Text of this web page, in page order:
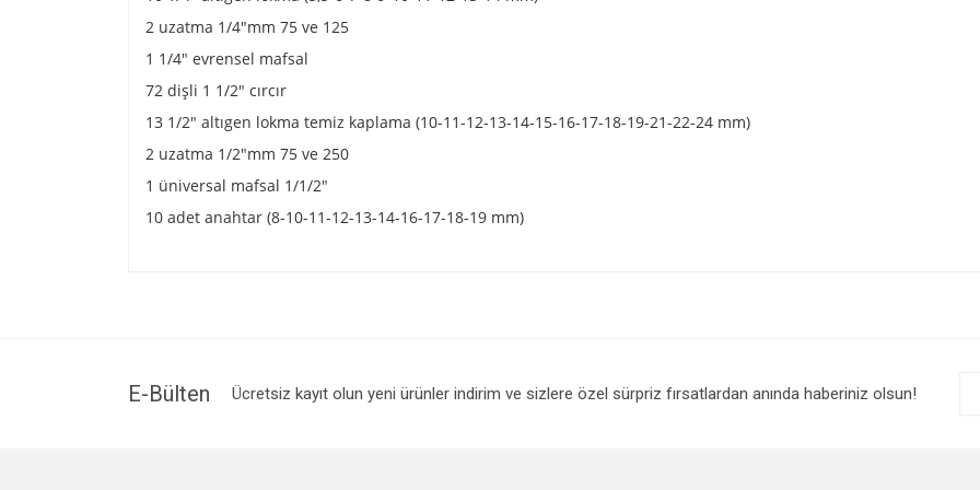
2 uzatma 1/4"mm 75 ve 125
1 1/4" evrensel mafsal
72 dişli 1 1/2" cırcır
13 1/2" altıgen lokma temiz kaplama (10-11-12-13-14-15-16-17-18-19-21-22-24 mm)
2 uzatma 1/2"mm 75 ve 250
1 üniversal mafsal 1/1/2"
10 adet anahtar (8-10-11-12-13-14-16-17-18-19 mm)
E-Bülten Ücretsiz kayıt olun yeni ürünler indirim ve sizlere özel sürpriz fırsatlardan anında haberiniz olsun!